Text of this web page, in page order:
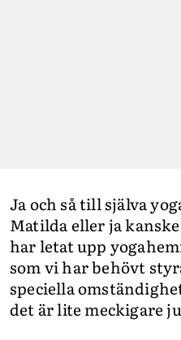
Ja och så till själva
Matilda eller ja
har letat upp
som vi har behövt
speciella
det är lite meckigare